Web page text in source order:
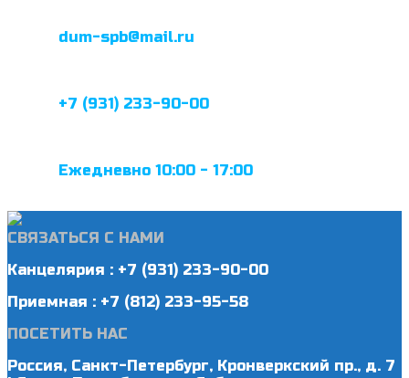
dum-spb@mail.ru
+7 (931) 233-90-00
Ежедневно 10:00 - 17:00
СВЯЗАТЬСЯ С НАМИ
Канцелярия : +7 (931) 233-90-00
Приемная : +7 (812) 233-95-58
ПОСЕТИТЬ НАС
Россия, Санкт-Петербург, Кронверкский пр., д. 7